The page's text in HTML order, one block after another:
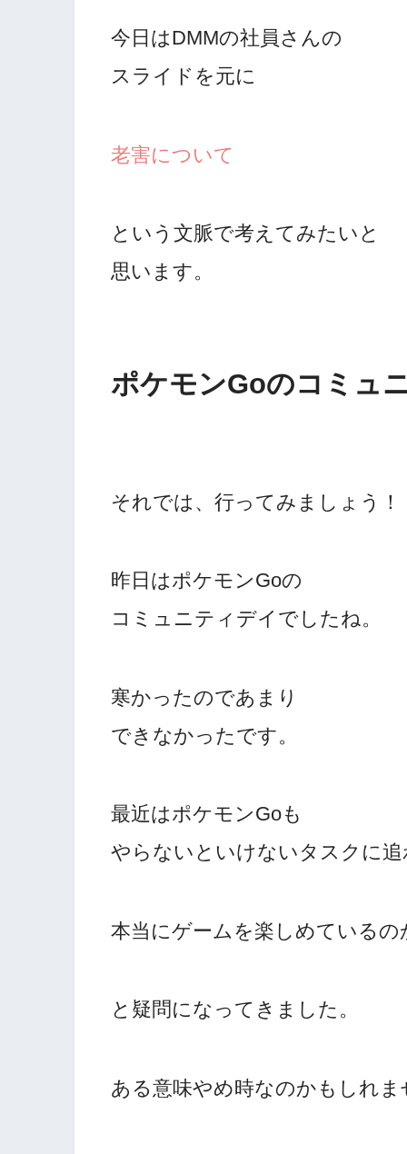
今日はDMMの社員さんの
スライドを元に
老害について
という文脈で考えてみたいと
思います。
ポケモンGoのコミュ
それでは、行ってみましょう！
昨日はポケモンGoの
コミュニティデイでしたね。
寒かったのであまり
できなかったです。
最近はポケモンGoも
やらないといけないタスクに追
本当にゲームを楽しめているの
と疑問になってきました。
ある意味やめ時なのかもしれま